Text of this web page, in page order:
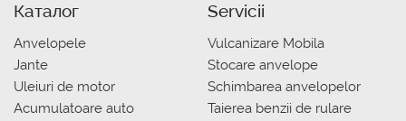
Каталог
Anvelopele
Jante
Uleiuri de motor
Acumulatoare auto
Servicii
Vulcanizare Mobila
Stocare anvelope
Schimbarea anvelopelor
Taierea benzii de rulare